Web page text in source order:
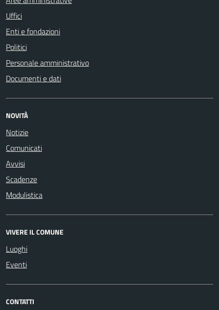
Uffici
Enti e fondazioni
Politici
Personale amministrativo
Documenti e dati
NOVITÀ
Notizie
Comunicati
Avvisi
Scadenze
Modulistica
VIVERE IL COMUNE
Luoghi
Eventi
CONTATTI